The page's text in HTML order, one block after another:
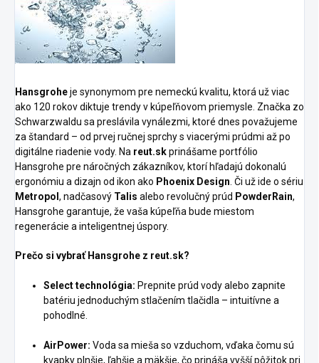
Hansgroheje synonymom pre nemeckú kvalitu, ktorá už viac
ako 120 rokov diktuje trendy v kúpeľňovom priemysle. Značka zo
Schwarzwaldu sa preslávila vynálezmi, ktoré dnes považujeme
za štandard – od prvej ručnej sprchy s viacerými prúdmi až po
digitálne riadenie vody. Na reut.skprinášame portfólio
Hansgrohe pre náročných zákazníkov, ktorí hľadajú dokonalú
ergonómiu a dizajn od ikon ako Phoenix Design . Či už ide o sériu
Metropol , nadčasový Talis alebo revolučný prúd PowderRain,
Hansgrohe garantuje, že vaša kúpeľňa bude miestom
regenerácie a inteligentnej úspory.
Prečo si vybrať Hansgrohe z reut.sk?
Select technológia: Prepnite prúd vody alebo zapnite
batériu jednoduchým stlačením tlačidla – intuitívne a
pohodlné.
AirPower: Voda sa mieša so vzduchom, vďaka čomu sú
kvapky plnšie, ľahšie a mäkšie, čo prináša vyšší pôžitok pri